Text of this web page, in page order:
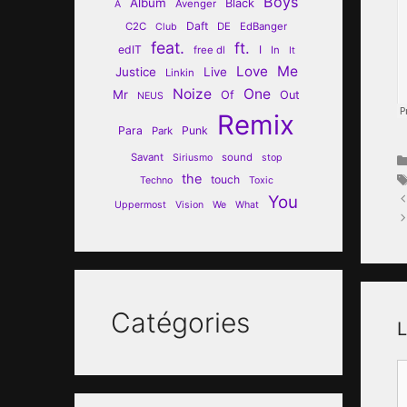
A Avenger Black
C2C Club Daft DE EdBanger
edIT feat. free dl ft. I In It
Justice Linkin Live Love Me
Mr NEUS Noize Of One Out
Para Park Punk Remix
Savant Siriusmo sound
stop
Techno
the touch Toxic
Uppermost Vision We What You
Catégories